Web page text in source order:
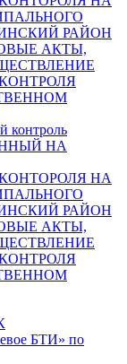
РАЙОН
АКТЫ,
контроль
НА
НА
РАЙОН
АКТЫ,
БТИ» по